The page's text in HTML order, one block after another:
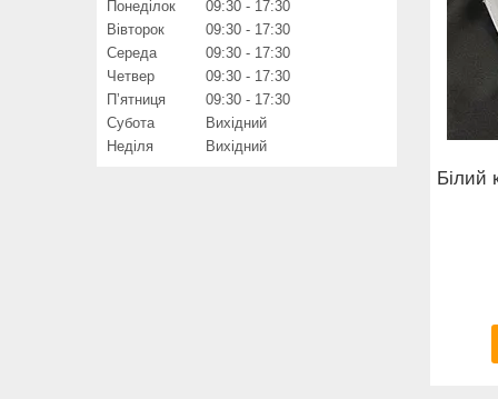
Білий
Понеділок 09:30
17:30
Вівторок
09:30
17:30
Середа
09:30
17:30
Четвер
09:30
17:30
Пʼятниця
09:30
17:30
Субота
Вихідний
Неділя
Вихідний